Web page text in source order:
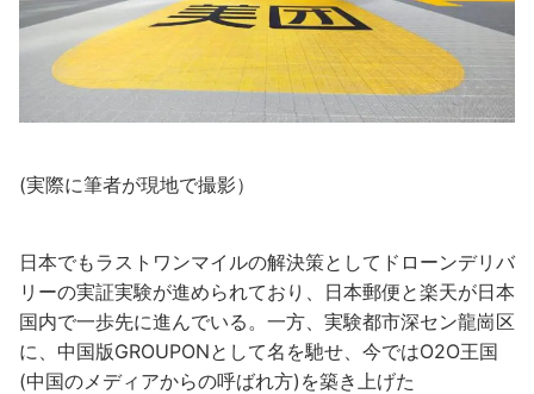
(実際に筆者が現地で撮影）
日本でもラストワンマイルの解決策としてドローンデリバ
リーの実証実験が進められており、日本郵便と楽天が日本
国内で一歩先に進んでいる。一方、実験都市深セン龍崗区
に、中国版GROUPONとして名を馳せ、今ではO2O王国
(中国のメディアからの呼ばれ方)を築き上げた